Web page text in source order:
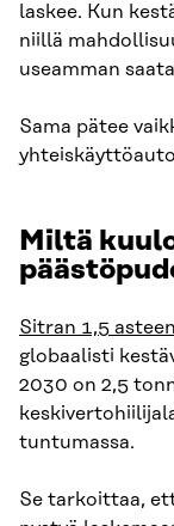
laskee. Kun
niillä
useamman
Sama pätee
Miltä
Sitran 1,5
globaalisti
2030 on 2,5
tuntumassa.
Se tarkoittaa,